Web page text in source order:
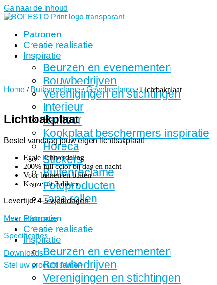
Ga naar de inhoud
Patronen
Creatie realisatie
Inspiratie
Beurzen en evenementen
Bouwbedrijven
Verenigingen en stichtingen
Interieur
Kantoor
Kookplaat beschermers inspiratie
Horeca
Stickers
Buitenreclame
Fotoproducten
Tape rollen
Patronen
Creatie realisatie
Inspiratie
Beurzen en evenementen
Bouwbedrijven
Verenigingen en stichtingen
Home / Buitenreclame/Gevelreclame/ Lichtbakplaat
Lichtbakplaat
Bestel vandaag jouw eigen lichtbakplaat!
Egale lichtverdeling
200% full color bij dag en nacht
Voor binnen en buiten
Keuze uit 3 diktes
Levertijd: 4-5 werkdagen
Meer informatie
Specificaties
Downloads
Stel uw product samen